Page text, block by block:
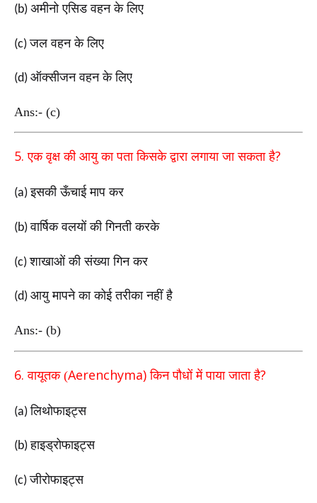
(b) अमीनो एसिड वहन के लिए
(c)जल वहन के लिए
(d) ऑक्सीजन वहन के लिए
Ans:- (c)
5.एक वृक्ष की आयु का पता किसके द्वारा लगाया जा सकता है?
(a)इसकी ऊँचाई माप कर
(b)वार्षिक वलयों की गिनती करके
(c)शाखाओं की संख्या गिन कर
(d) आयु मापने का कोई तरीका नहीं है
Ans:- (b)
6.वायूतक (Aerenchyma)किन पौधों में पाया जाता है?
(a)लिथोफाइट्स
(b)हाइड्रोफाइट्स
(c)जीरोफाइट्स